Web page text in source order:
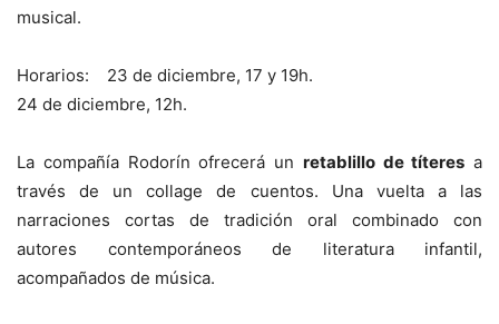
musical.
Horarios: 23 de diciembre, 17 y 19h.
24 de diciembre, 12h.
La compañía Rodorín ofrecerá un retablillo de títeres a
través de un collage de cuentos. Una vuelta a las
narraciones cortas de tradición oral combinado con
autores contemporáneos de literatura infantil,
acompañados de música.